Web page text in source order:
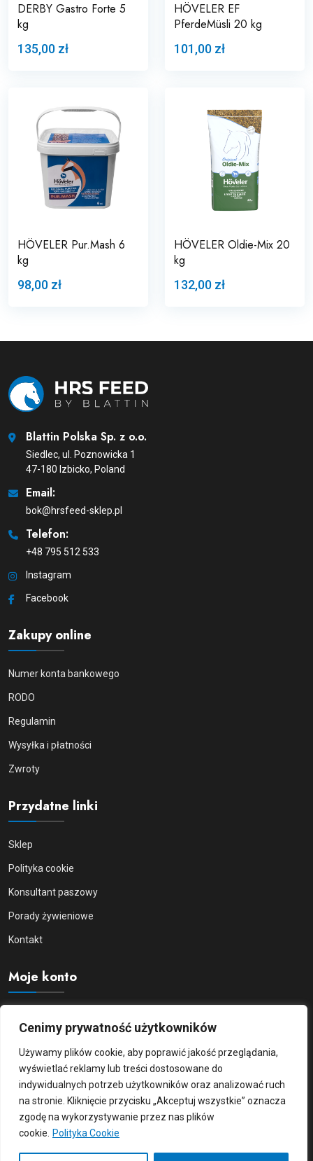
Cenimy prywatność użytkowników
Używamy plików cookie, aby poprawić jakość przeglądania,
wyświetlać reklamy lub treści dostosowane do
indywidualnych potrzeb użytkowników oraz analizować ruch
na stronie. Kliknięcie przycisku „Akceptuj wszystkie” oznacza
zgodę na wykorzystywanie przez nas plików
cookie.
Polityka Cookie
DERBY Gastro Forte 5
kg
135,00 zł
HÖVELER EF
PferdeMüsli 20 kg
101,00 zł
HÖVELER Pur.Mash 6
kg
98,00 zł
HÖVELER Oldie-Mix 20
kg
132,00 zł
Blattin Polska Sp. z o.o.
Siedlec, ul. Poznowicka 1
47-180 Izbicko, Poland
Email:
bok@hrsfeed-sklep.pl
Telefon:
+48 795 512 533
Instagram
Facebook
Zakupy online
Numer konta bankowego
RODO
Regulamin
Wysyłka i płatności
Zwroty
Przydatne linki
Sklep
Polityka cookie
Konsultant paszowy
Porady żywieniowe
Kontakt
Moje konto
Zamówienia
Szczegóły konta